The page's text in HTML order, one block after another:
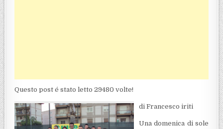
Questo post é stato letto 29480 volte!
di Francesco iriti
Una domenica di sole